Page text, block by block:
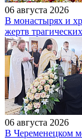
06 августа 2026
В монастырях и
жертв
06 августа 2026
В Череменецком